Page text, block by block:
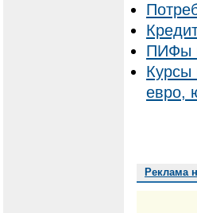
ПИФы
Курсы
евро,
Реклама